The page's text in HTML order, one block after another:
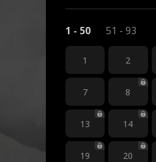
1 - 50 51 - 93
1 2
7 8
13 14
19 20